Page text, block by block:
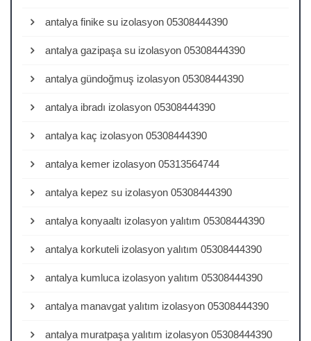
antalya finike su izolasyon 05308444390
antalya gazipaşa su izolasyon 05308444390
antalya gündoğmuş izolasyon 05308444390
antalya ibradı izolasyon 05308444390
antalya kaç izolasyon 05308444390
antalya kemer izolasyon 05313564744
antalya kepez su izolasyon 05308444390
antalya konyaaltı izolasyon yalıtım 05308444390
antalya korkuteli izolasyon yalıtım 05308444390
antalya kumluca izolasyon yalıtım 05308444390
antalya manavgat yalıtım izolasyon 05308444390
antalya muratpaşa yalıtım izolasyon 05308444390